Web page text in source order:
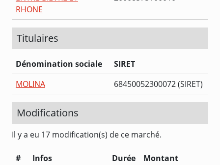
RHONE
Titulaires
Dénomination sociale
SIRET
MOLINA
68450052300072 (SIRET)
Modifications
Il y a eu 17 modification(s) de ce marché.
# Infos Durée
Montant